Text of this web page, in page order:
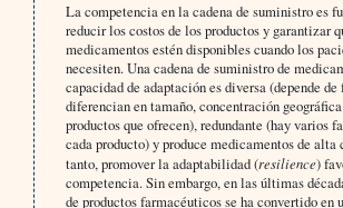
La competencia en la cadena de suministro es
reducir los costos de los productos y garantizar
medicamentos estén disponibles cuando los
necesiten. Una cadena de suministro de
capacidad de adaptación es diversa (depende de
diferencian en tamaño, concentración
productos que ofrecen), redundante (hay varios
cada producto) y produce medicamentos de alta
tanto, promover la adaptabilidad (resilience)
competencia. Sin embargo, en las últimas
de productos farmacéuticos se ha convertido en